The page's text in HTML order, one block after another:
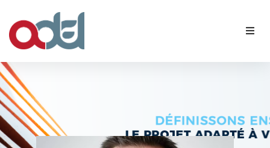
Agenda